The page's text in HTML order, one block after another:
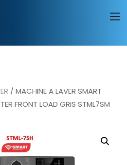
/ MACHINE A LAVER SMART
FRONT LOAD GRIS STML7SM